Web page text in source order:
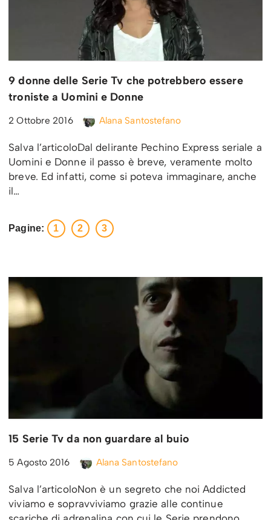
9 donne delle Serie Tv che potrebbero essere
troniste a Uomini e Donne
2 Ottobre 2016 Alana Santostefano
Salva l’articoloDal delirante Pechino Express seriale a
Uomini e Donne il passo è breve, veramente molto
breve. Ed infatti, come si poteva immaginare, anche
il…
Pagine: 1 2 3
15 Serie Tv da non guardare al buio
5 Agosto 2016 Alana Santostefano
Salva l’articoloNon è un segreto che noi Addicted
viviamo e sopravviviamo grazie alle continue